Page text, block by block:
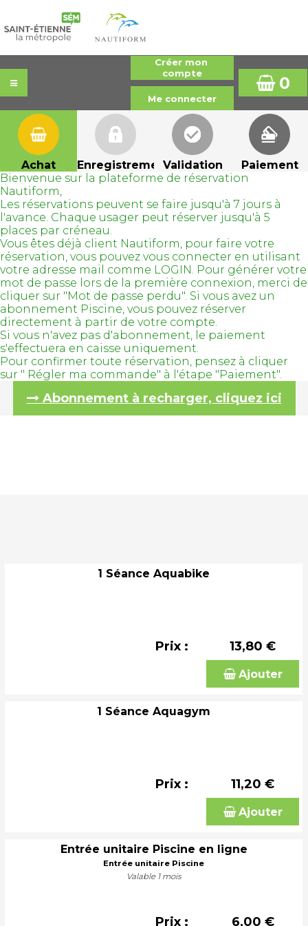
0
Achat EnregistrementValidation
Paiement
Bienvenue sur la plateforme de réservation
Nautiform,
Les réservations peuvent se faire jusqu'à 7 jours à
l'avance. Chaque usager peut réserver jusqu'à 5
places par créneau.
Vous êtes déjà client Nautiform, pour faire votre
réservation, vous pouvez vous connecter en utilisant
votre adresse mail comme LOGIN. Pour générer votre
mot de passe lors de la première connexion, merci de
cliquer sur "Mot de passe perdu". Si vous avez un
abonnement Piscine, vous pouvez réserver
directement à partir de votre compte.
Si vous n'avez pas d'abonnement, le paiement
s'effectuera en caisse uniquement.
Pour confirmer toute réservation, pensez à cliquer
sur " Régler ma commande" à l'étape "Paiement".
Abonnement à recharger, cliquez ici
1 Séance Aquabike
Prix : 13,80 €
Ajouter
1 Séance Aquagym
Prix : 11,20 €
Ajouter
Entrée unitaire Piscine en ligne
Entrée unitaire Piscine
Valable 1 mois
Prix : 6,00 €